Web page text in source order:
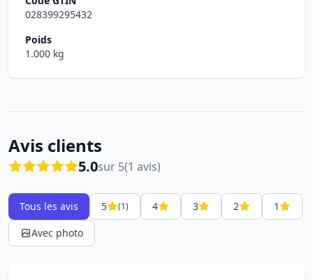
028399295432
Poids
1.000 kg
Avis clients
5.0sur 5(1 avis)
Tous les avis 5 (1) 4 3 2
1
Avec photo